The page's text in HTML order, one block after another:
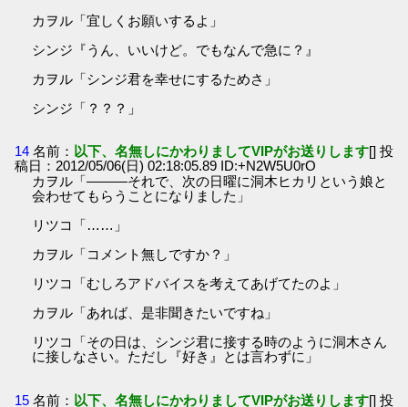
カヲル「宜しくお願いするよ」
シンジ『うん、いいけど。でもなんで急に？』
カヲル「シンジ君を幸せにするためさ」
シンジ「？？？」
14 名前： 以下、名無しにかわりましてVIPがお送りします[] 投
稿日：2012/05/06(日) 02:18:05.89 ID:+N2W5U0rO
カヲル「―――それで、次の日曜に洞木ヒカリという娘と
会わせてもらうことになりました」
リツコ「……」
カヲル「コメント無しですか？」
リツコ「むしろアドバイスを考えてあげてたのよ」
カヲル「あれば、是非聞きたいですね」
リツコ「その日は、シンジ君に接する時のように洞木さん
に接しなさい。ただし『好き』とは言わずに」
15 名前： 以下、名無しにかわりましてVIPがお送りします[] 投